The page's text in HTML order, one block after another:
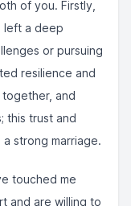
of you. Firstly,
left a deep
or pursuing
resilience and
and
this trust and
strong marriage.
touched me
and are willing to